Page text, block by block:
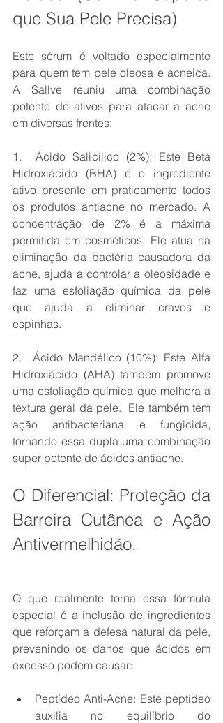
que Sua Pele Precisa)
Este sérum é voltado especialmente
para quem tem pele oleosa e acneica.
A Sallve reuniu uma combinação
potente de ativos para atacar a acne
em diversas frentes:
1.  Ácido Salicílico (2%): Este Beta
Hidroxiácido (BHA) é o ingrediente
ativo presente em praticamente todos
os produtos antiacne no mercado. A
concentração de 2% é a máxima
permitida em cosméticos. Ele atua na
eliminação da bactéria causadora da
acne, ajuda a controlar a oleosidade e
faz uma esfoliação química da pele
que ajuda a eliminar cravos e
espinhas.
2.  Ácido Mandélico (10%): Este Alfa
Hidroxiácido (AHA) também promove
uma esfoliação química que melhora a
textura geral da pele.  Ele também tem
ação antibacteriana e fungicida,
tornando essa dupla uma combinação
super potente de ácidos antiacne.
O Diferencial: Proteção da
Barreira Cutânea e Ação
Antivermelhidão.
O que realmente torna essa fórmula
especial é a inclusão de ingredientes
que reforçam a defesa natural da pele,
prevenindo os danos que ácidos em
excesso podem causar:
Peptídeo Anti-Acne: Este peptídeo
auxilia no equilíbrio do